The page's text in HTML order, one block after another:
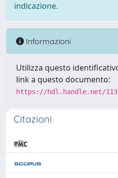
indicazione.
Informazioni
Utilizza questo
link a questo documento:
https://hdl.handle.net/
Citazioni